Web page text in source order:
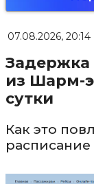
07.08.2026, 20:14
Задержка
из Шарм-
сутки
Как это